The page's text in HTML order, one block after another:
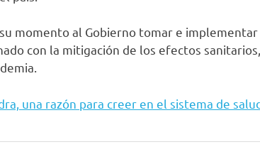
momento al Gobierno tomar e
con la mitigación de los efectos
una razón para creer en el sistema de